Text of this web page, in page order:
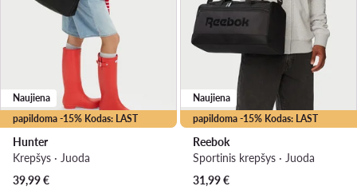
papildoma -15% Kodas: LAST
Naujiena
Hunter
Krepšys · Juoda
39,99€
papildoma -15% Kodas: LAST
Naujiena
Reebok
Sportinis krepšys · Juoda
31,99€